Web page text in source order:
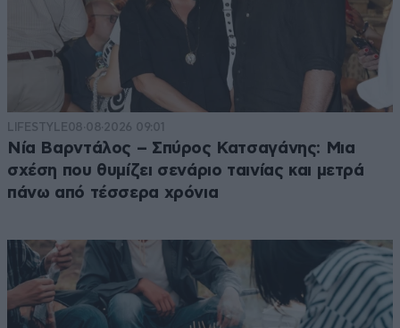
LIFESTYLE08·08·2026 09:01
Νία Βαρντάλος – Σπύρος Κατσαγάνης: Μια
σχέση που θυμίζει σενάριο ταινίας και μετρά
πάνω από τέσσερα χρόνια